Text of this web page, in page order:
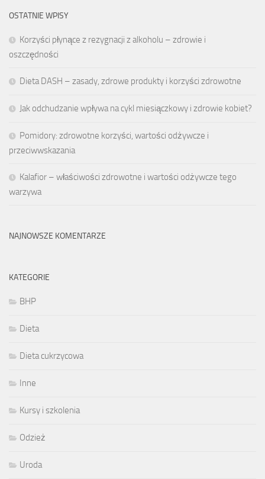
OSTATNIE WPISY
Korzyści płynące z rezygnacji z alkoholu – zdrowie i
oszczędności
Dieta DASH – zasady, zdrowe produkty i korzyści zdrowotne
Jak odchudzanie wpływa na cykl miesiączkowy i zdrowie kobiet?
Pomidory: zdrowotne korzyści, wartości odżywcze i
przeciwwskazania
Kalafior – właściwości zdrowotne i wartości odżywcze tego
warzywa
NAJNOWSZE KOMENTARZE
KATEGORIE
BHP
Dieta
Dieta cukrzycowa
Inne
Kursy i szkolenia
Odzież
Uroda